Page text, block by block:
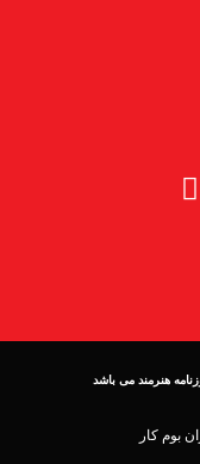
هنرمند می باشد
بوم کار